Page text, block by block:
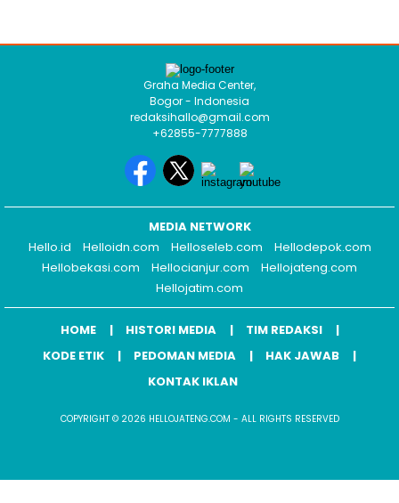
Graha Media Center,
Bogor - Indonesia
redaksihallo@gmail.com
+62855-7777888
MEDIA NETWORK
Hello.id
Helloidn.com Helloseleb.com
Hellodepok.com
Hellobekasi.com
Hellocianjur.com
Hellojateng.com
Hellojatim.com
HOME HISTORI MEDIA
TIM REDAKSI
KODE ETIK
PEDOMAN MEDIA
HAK JAWAB
KONTAK IKLAN
COPYRIGHT © 2026 HELLOJATENG.COM - ALL RIGHTS RESERVED